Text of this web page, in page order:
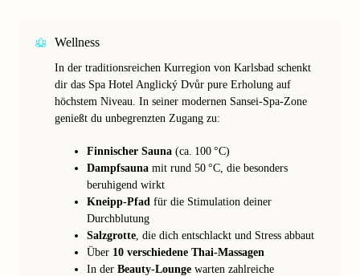
Wellness
In der traditionsreichen Kurregion von Karlsbad schenkt
dir das Spa Hotel Anglický Dvůr pure Erholung auf
höchstem Niveau. In seiner modernen Sansei-Spa-Zone
genießt du unbegrenzten Zugang zu:
Finnischer Sauna (ca. 100 °C)
Dampfsauna mit rund 50 °C, die besonders
beruhigend wirkt
Kneipp-Pfad für die Stimulation deiner
Durchblutung
Salzgrotte, die dich entschlackt und Stress abbaut
Über 10 verschiedene Thai-Massagen
In der Beauty-Lounge warten zahlreiche